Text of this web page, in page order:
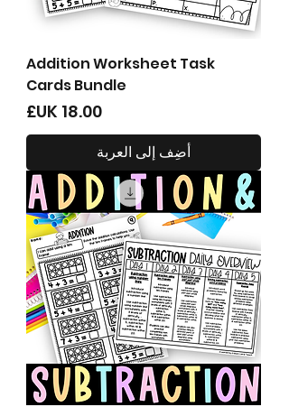
Addition Worksheet Task
Cards Bundle
السعر
أضِف إلى العربة